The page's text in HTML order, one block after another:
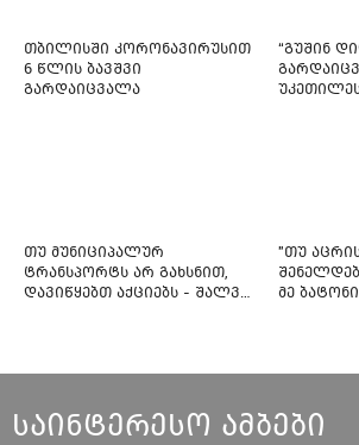
თბილისში კორონავირუსით
6 წლის ბავშვი
გარდაიცვალა
“გუშინ
თუ მუნიციპალურ
ტრანსპორტს არ გახსნით,
დავიწყებთ აქციებს - შალვა
"თუ
მე
საინტერესო ამბები